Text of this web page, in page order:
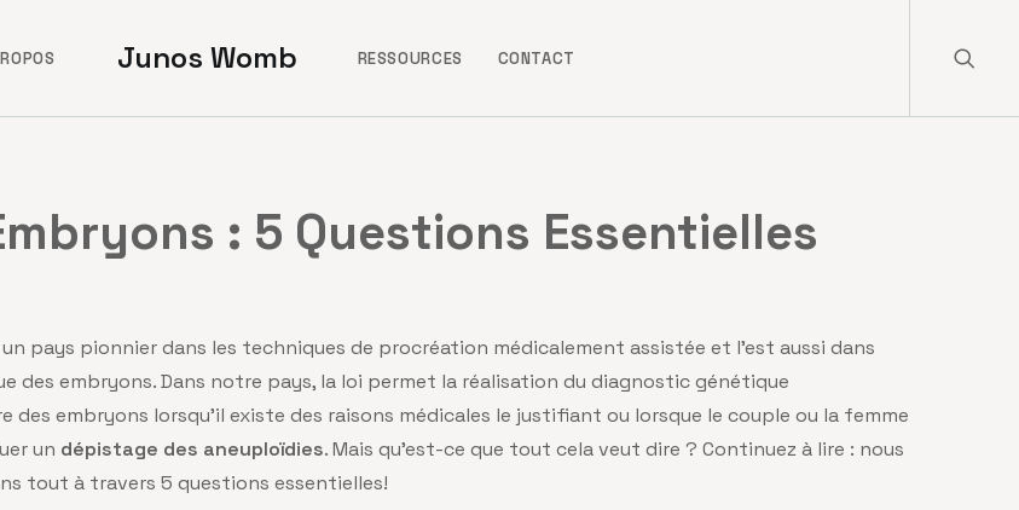
Junos Womb RESSOURCES CONTACT
: 5 Questions Essentielles
un pays pionnier dans les techniques de procréation médicalement assistée et l’est aussi dans
des embryons. Dans notre pays, la loi permet la réalisation du diagnostic génétique
des embryons lorsqu’il existe des raisons médicales le justifiant ou lorsque le couple ou la femme
un dépistage des aneuploïdies. Mais qu’est-ce que tout cela veut dire ? Continuez à lire : nous
tout à travers 5 questions essentielles!